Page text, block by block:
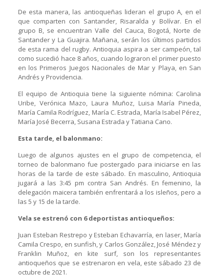
De esta manera, las antioqueñas lideran el grupo A, en el
que comparten con Santander, Risaralda y Bolívar. En el
grupo B, se encuentran Valle del Cauca, Bogotá, Norte de
Santander y La Guajira. Mañana, serán los últimos partidos
de esta rama del rugby. Antioquia aspira a ser campeón, tal
como sucedió hace 8 años, cuando lograron el primer puesto
en los Primeros Juegos Nacionales de Mar y Playa, en San
Andrés y Providencia.
El equipo de Antioquia tiene la siguiente nómina: Carolina
Uribe, Verónica Mazo, Laura Muñoz, Luisa María Pineda,
María Camila Rodríguez, María C. Estrada, María Isabel Pérez,
María José Becerra, Susana Estrada y Tatiana Cano.
Esta tarde, el balonmano:
Luego de algunos ajustes en el grupo de competencia, el
torneo de balonmano fue postergado para iniciarse en las
horas de la tarde de este sábado. En masculino, Antioquia
jugará a las 3:45 pm contra San Andrés. En femenino, la
delegación maicera también enfrentará a los isleños, pero a
las 5 y 15 de la tarde.
Vela se estrenó con 6 deportistas antioqueños:
Juan Esteban Restrepo y Esteban Echavarría, en laser, María
Camila Crespo, en sunfish, y Carlos González, José Méndez y
Franklin Muñoz, en kite surf, son los representantes
antioqueños que se estrenaron en vela, este sábado 23 de
octubre de 2021.